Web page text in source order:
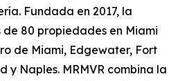
Fundada en 2017, la
80 propiedades en Miami
de Miami, Edgewater, Fort
y Naples. MRMVR combina la